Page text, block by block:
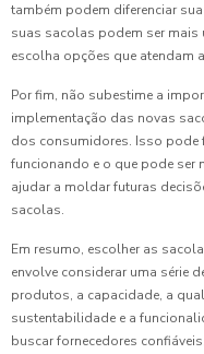
também podem diferenciar
suas sacolas podem ser mais
escolha opções que atendam
Por fim, não subestime a
implementação das novas
dos consumidores. Isso pode
funcionando e o que pode
ajudar a moldar futuras
sacolas.
Em resumo, escolher as
envolve considerar uma série
produtos, a capacidade, a
sustentabilidade e a
buscar fornecedores